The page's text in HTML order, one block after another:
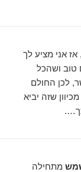
אני מציע לך
טוב ושהכל
לכן החולם
שזה יביא
מתחילה